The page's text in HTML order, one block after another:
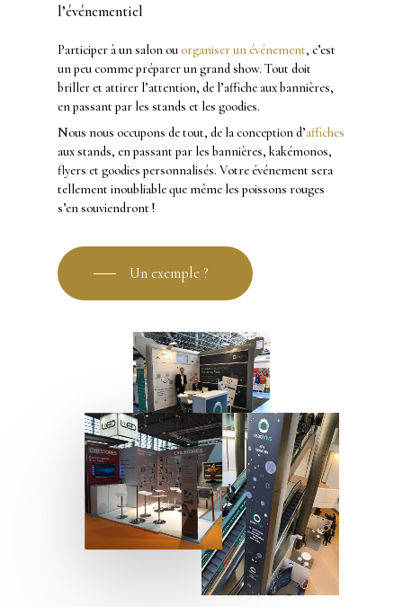
l’événementiel
Participer à un salon ouorganiser un événement, c’est
un peu comme préparer un grand show. Tout doit
briller et attirer l’attention, de l’affiche aux bannières,
en passant par les stands et les goodies.
Nous nous occupons de tout, de la conception d’affiches
aux stands, en passant par les bannières, kakémonos,
flyers et goodies personnalisés. Votre événement sera
tellement inoubliable que même les poissons rouges
s’en souviendront !
Un exemple ?